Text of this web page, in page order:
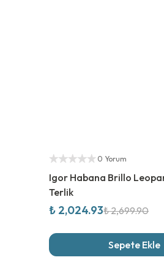
Yetkili Satıcı
0 Yorum
Igor Habana Brillo
Terlik
₺ 2,024.93₺ 2,699.90
Sepete Ekle